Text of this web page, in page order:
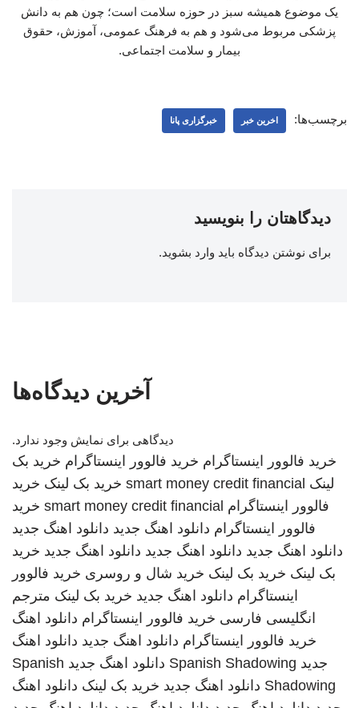
یک موضوع همیشه سبز در حوزه سلامت است؛ چون هم به دانش
پزشکی مربوط می‌شود و هم به فرهنگ عمومی، آموزش، حقوق
بیمار و سلامت اجتماعی.
برچسب‌ها: اخرین خبر خبرگزاری پانا
دیدگاهتان را بنویسید
برای نوشتن دیدگاه باید وارد بشوید.
آخرین دیدگاه‌ها
دیدگاهی برای نمایش وجود ندارد.
خرید فالوور اینستاگرام خرید فالوور اینستاگرام خرید بک
لینک smart money credit financial خرید بک لینک خرید
فالوور اینستاگرام smart money credit financial خرید
فالوور اینستاگرام دانلود اهنگ جدید دانلود اهنگ جدید
دانلود اهنگ جدید دانلود اهنگ جدید دانلود اهنگ جدید خرید
بک لینک خرید بک لینک خرید شال و روسری خرید فالوور
اینستاگرام دانلود اهنگ جدید خرید بک لینک مترجم
انگلیسی فارسی خرید فالوور اینستاگرام دانلود اهنگ
خرید فالوور اینستاگرام دانلود اهنگ جدید دانلود اهنگ
جدید Spanish Shadowing دانلود اهنگ جدید Spanish
Shadowing دانلود اهنگ جدید خرید بک لینک دانلود اهنگ